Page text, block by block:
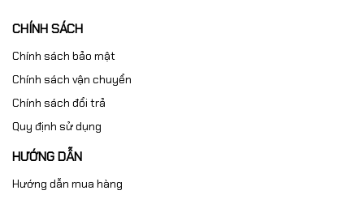
CHÍNH SÁCH
Chính sách bảo mật
Chính sách vận chuyển
Chính sách đổi trả
Quy định sử dụng
HƯỚNG DẪN
Hướng dẫn mua hàng